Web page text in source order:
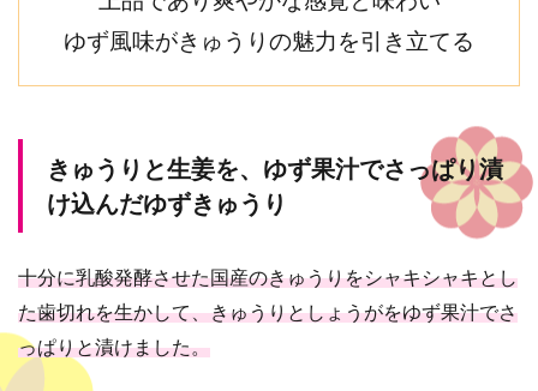
ゆず風味がきゅうりの魅力を引き立てる
きゅうりと生姜を、ゆず果汁でさっぱり漬
け込んだゆずきゅうり
十分に乳酸発酵させた国産のきゅうりをシャキシャキとし
た歯切れを生かして、きゅうりとしょうがをゆず果汁でさ
っぱりと漬けました。